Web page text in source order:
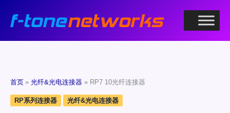
首页 光纤&光电连接器 RP7 10光纤连接器
RP系列连接器 光纤&光电连接器